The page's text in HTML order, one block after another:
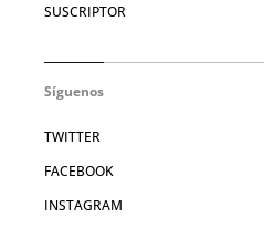
SUSCRIPTOR
Síguenos
TWITTER
FACEBOOK
INSTAGRAM